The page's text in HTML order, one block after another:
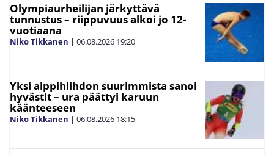
Olympiaurheilijan järkyttävä
tunnustus – riippuvuus alkoi jo 12-
vuotiaana
Niko Tikkanen | 06.08.2026 19:20
Yksi alppihiihdon suurimmista sanoi
hyvästit – ura päättyi karuun
käänteeseen
Niko Tikkanen | 06.08.2026 18:15